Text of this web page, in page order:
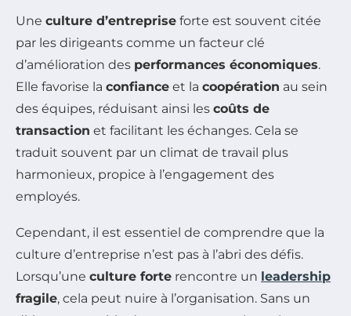
Une culture d’entreprise forte est souvent citée
par les dirigeants comme un facteur clé
d’amélioration des performances économiques.
Elle favorise la confiance et la coopération au sein
des équipes, réduisant ainsi les coûts de
transaction et facilitant les échanges. Cela se
traduit souvent par un climat de travail plus
harmonieux, propice à l’engagement des
employés.
Cependant, il est essentiel de comprendre que la
culture d’entreprise n’est pas à l’abri des défis.
Lorsqu’une culture forte rencontre un leadership
fragile, cela peut nuire à l’organisation. Sans un